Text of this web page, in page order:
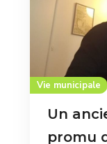
Vie municipale
Un
promu